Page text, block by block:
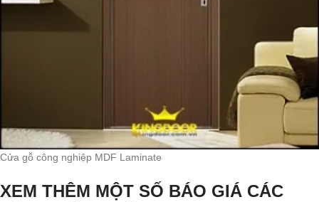
Cửa gỗ công nghiệp MDF Laminate
XEM THÊM MỘT SỐ BÁO GIÁ CÁC